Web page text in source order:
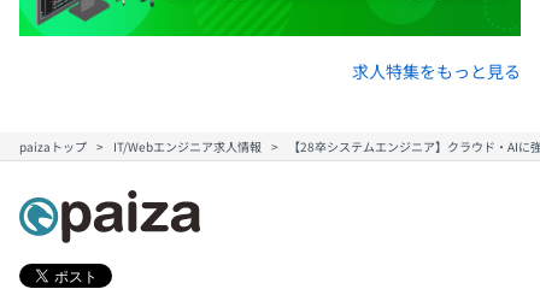
求人特集をもっと見る
paizaトップ IT/Webエンジニア求人情報 【28卒システムエンジニア】クラウド・AI